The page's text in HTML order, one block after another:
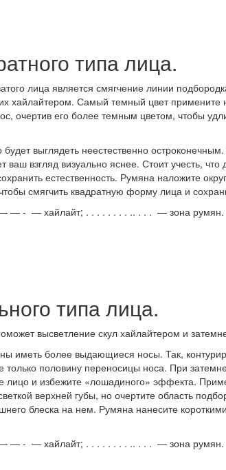
типа лица.
лица является смягчение линии
хайлайтером. Самый темный цвет
очертив его более темным цветом, чтобы
выглядеть неестественно
ваш взгляд визуально яснее. Стоит учесть,
естественность. Румяна наложите
смягчить квадратную форму лица и
- — хайлайт; . . . . . . . . .. . . . — зона румян.
типа лица.
высветление скул хайлайтером и
иметь более выдающиеся носы. Так,
половину переносицы носа. При
лицо и избежите «лошадиного» эффекта.
верхней губы, но очертите область
блеска на нем. Румяна нанесите
- — хайлайт; . . . . . . . . .. . . . — зона румян.